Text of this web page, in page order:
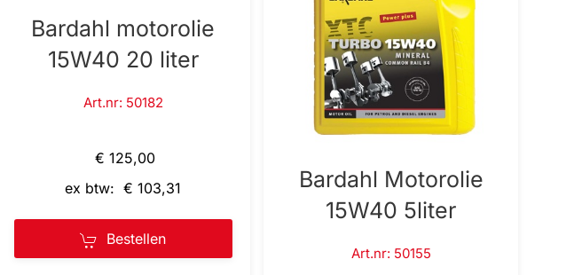
Bardahl motorolie
15W40 20 liter
Art.nr: 50182
€ 125,00
ex btw: € 103,31
Bestellen
Bardahl Motorolie
15W40 5liter
Art.nr: 50155